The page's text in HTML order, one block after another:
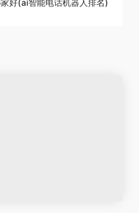
好(ai智能电话机器人排名)